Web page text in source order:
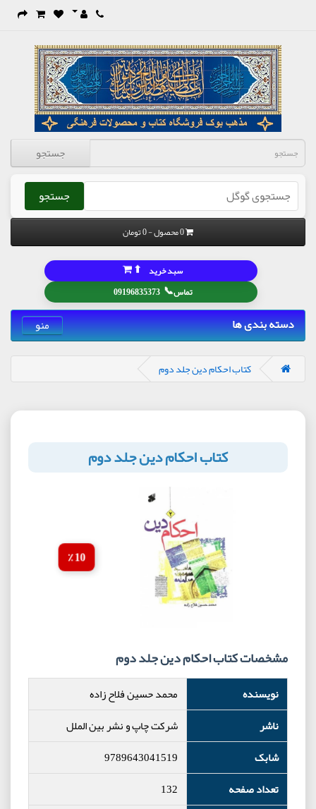
جستجو
جستجو
0 محصول - 0 تومان
تماس📞
09196835373
سبد خرید ⬆
دسته بندی ها منو
کتاب احکام دین جلد دوم
کتاب احکام دین جلد دوم
10 ٪
مشخصات کتاب احکام دین جلد دوم
نویسنده
محمد حسین فلاح زاده
ناشر
شرکت چاپ و نشر بین الملل
شابک
9789643041519
تعداد صفحه
132